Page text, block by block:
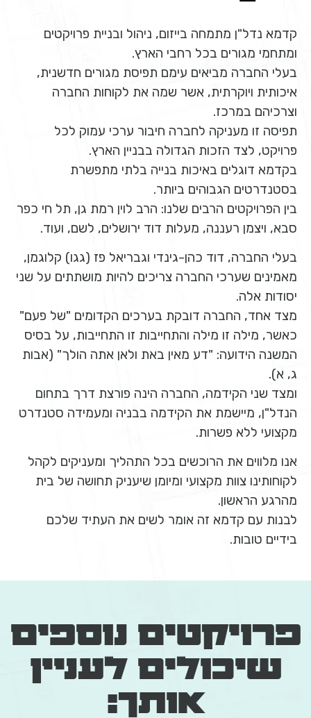
קדמא נדל"ן מתמחה בייזום, ניהול ובניית פרויקטים
ומתחמי מגורים בכל רחבי הארץ.
בעלי החברה מביאים עימם תפיסת מגורים חדשנית,
איכותית ויוקרתית, אשר שמה את לקוחות החברה
וצרכיהם במרכז.
תפיסה זו מעניקה לחברה חיבור ערכי עמוק לכל
פרויקט, לצד הזכות הגדולה בבניין הארץ.
בקדמא דוגלים באיכות בנייה בלתי מתפשרת
בסטנדרטים הגבוהים ביותר.
בין הפרויקטים הרבים שלנו: הרב לוין רמת גן, תל חי כפר
סבא, ויצמן רעננה, מעלות דוד ירושלים, לשם, ועוד.
בעלי החברה, דוד כהן-גינדי וגבריאל פז (גגו) קלוגמן,
מאמינים שערכי החברה צריכים להיות מושתתים על שני
יסודות אלה.
מצד אחד, החברה דובקת בערכים הקדומים "של פעם"
כאשר, מילה זו מילה והתחייבות זו התחייבות, על בסיס
המשנה הידועה: "דע מאין באת ולאן אתה הולך" (אבות
ג, א).
ומצד שני הקידמה, החברה הינה פורצת דרך בתחום
הנדל"ן, מיישמת את הקידמה בבניה ומעמידה סטנדרט
מקצועי ללא פשרות.
אנו מלווים את הרוכשים בכל התהליך ומעניקים לקהל
לקוחותינו צוות מקצועי ומיומן שיעניק תחושה של בית
מהרגע הראשון.
לבנות עם קדמא זה אומר לשים את העתיד שלכם
בידיים טובות.
פרויקטים נוספים
שיכולים לעניין
אותך: